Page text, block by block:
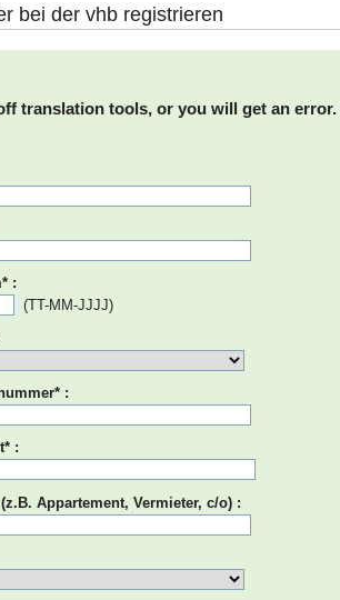
bei der vhb registrieren
translation tools, or you will get an error.
:
(TT-MM-JJJJ)
:
:
Appartement, Vermieter, c/o) :